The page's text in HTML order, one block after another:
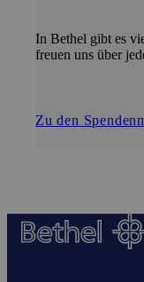
In Bethel gibt es
freuen uns über
Zu den